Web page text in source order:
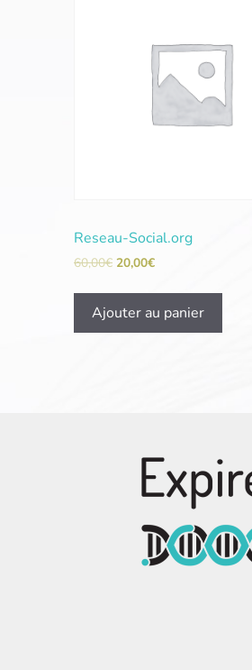
Reseau-Social.org
60,00€ 20,00€
Ajouter au panier